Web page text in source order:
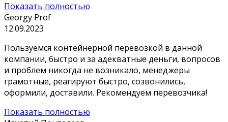
Показать полностью
Georgy Prof
12.09.2023
Пользуемся контейнерной перевозкой в данной
компании, быстро и за адекватные деньги, вопросов
и проблем никогда не возникало, менеджеры
грамотные, реагируют быстро, созвонились,
оформили, доставили. Рекомендуем перевозчика!
Показать полностью